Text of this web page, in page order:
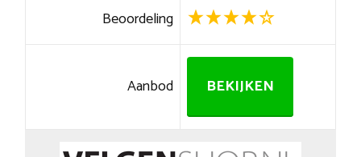
Beoordeling
Aanbod BEKIJKEN